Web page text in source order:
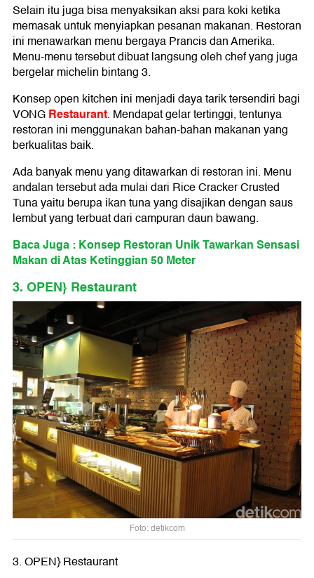
Selain itu juga bisa menyaksikan aksi para koki ketika
memasak untuk menyiapkan pesanan makanan. Restoran
ini menawarkan menu bergaya Prancis dan Amerika.
Menu-menu tersebut dibuat langsung oleh chef yang juga
bergelar michelin bintang 3.
Konsep open kitchen ini menjadi daya tarik tersendiri bagi
VONGRestaurant. Mendapat gelar tertinggi, tentunya
restoran ini menggunakan bahan-bahan makanan yang
berkualitas baik.
Ada banyak menu yang ditawarkan di restoran ini. Menu
andalan tersebut ada mulai dari Rice Cracker Crusted
Tuna yaitu berupa ikan tuna yang disajikan dengan saus
lembut yang terbuat dari campuran daun bawang.
Baca Juga : Konsep Restoran Unik Tawarkan Sensasi
Makan di Atas Ketinggian 50 Meter
3. OPEN} Restaurant
Foto: detikcom
3. OPEN} Restaurant